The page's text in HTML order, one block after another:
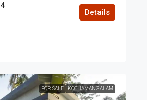
4
Details
FOR SALE KOTHAMANGALAM